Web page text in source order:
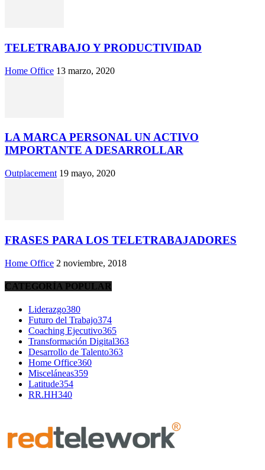
TELETRABAJO Y PRODUCTIVIDAD
Home Office 13 marzo, 2020
LA MARCA PERSONAL UN ACTIVO
IMPORTANTE A DESARROLLAR
Outplacement 19 mayo, 2020
FRASES PARA LOS TELETRABAJADORES
Home Office 2 noviembre, 2018
CATEGORÍA POPULAR
Liderazgo380
Futuro del Trabajo374
Coaching Ejecutivo365
Transformación Digital363
Desarrollo de Talento363
Home Office360
Misceláneas359
Latitude354
RR.HH340